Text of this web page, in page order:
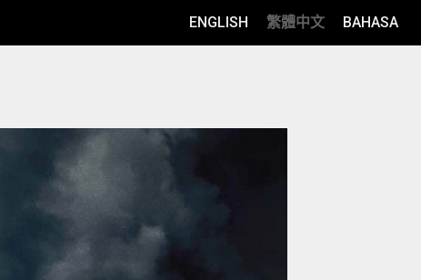
ENGLISH 繁體中文 BAHASA